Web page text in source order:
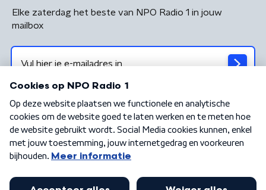
Elke zaterdag het beste van NPO Radio 1 in jouw
mailbox
Algemene voorwaarden